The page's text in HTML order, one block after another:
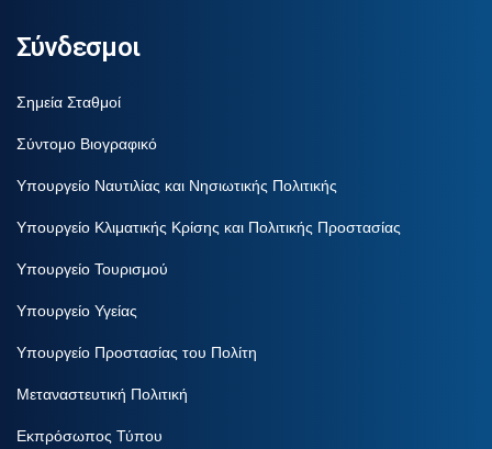
Σύνδεσμοι
Σημεία Σταθμοί
Σύντομο Βιογραφικό
Υπουργείο Ναυτιλίας και Νησιωτικής Πολιτικής
Υπουργείο Κλιματικής Κρίσης και Πολιτικής Προστασίας
Υπουργείο Τουρισμού
Υπουργείο Υγείας
Υπουργείο Προστασίας του Πολίτη
Μεταναστευτική Πολιτική
Εκπρόσωπος Τύπου